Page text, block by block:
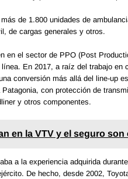
de 1.800 unidades de
de cargas generales y otros.
en el sector de PPO (Post
En 2017, a raíz del trabajo en
conversión más allá del line-up
con protección de
y otros componentes.
en la VTV y el seguro
a la experiencia adquirida
De hecho, desde 2002,